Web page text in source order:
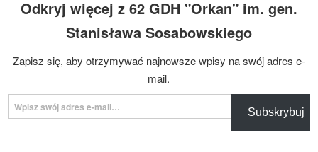
Odkryj więcej z 62 GDH "Orkan" im. gen.
Stanisława Sosabowskiego
Zapisz się, aby otrzymywać najnowsze wpisy na swój adres e-
mail.
Wpisz swój adres e-mail…
Subskrybuj